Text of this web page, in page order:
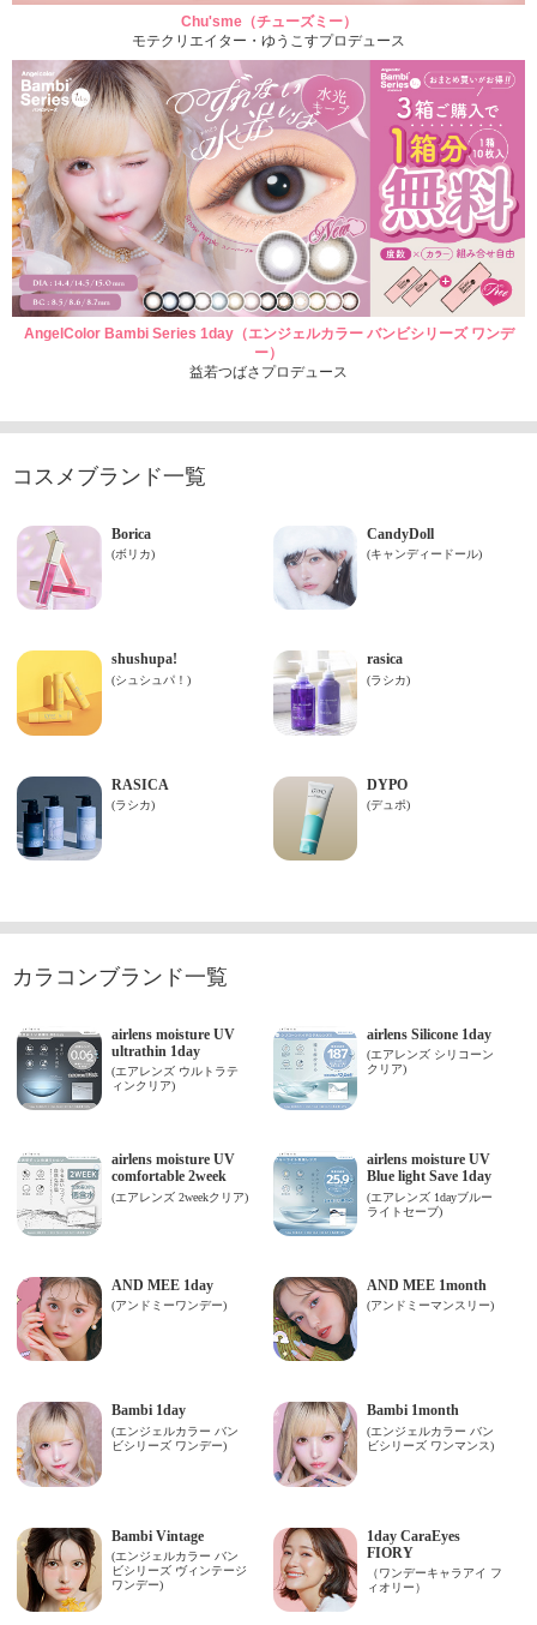
Chu'sme（チューズミー）
モテクリエイター・ゆうこすプロデュース
AngelColor Bambi Series 1day（エンジェルカラー バンビシリーズ ワンデ
ー）
益若つばさプロデュース
コスメブランド一覧
カラコンブランド一覧